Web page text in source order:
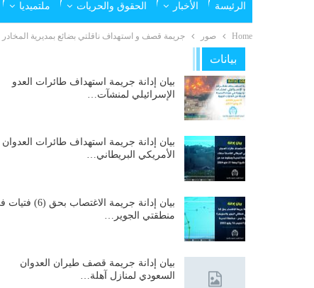
الرئيسة الأخبار الحقوق والحريات ملتميديا
Home صور جريمة قصف و استهداف ناقلتي بضائع بمديرية المخادر في
بيانات
بيان إدانة جريمة استهداف طائرات العدو
الإسرائيلي لمنشآت…
بيان إدانة جريمة استهداف طائرات العدوان
الأمريكي البريطاني…
بيان إدانة جريمة الاغتصاب بحق (6)
منطقتي الجوير…
بيان إدانة جريمة قصف طيران العدوان
السعودي لمنازل آهلة…